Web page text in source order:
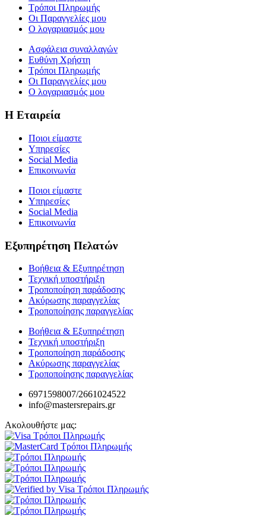
Τρόποι Πληρωμής
Οι Παραγγελίες μου
Ο λογαριασμός μου
Ασφάλεια συναλλαγών
Ευθύνη Χρήστη
Τρόποι Πληρωμής
Οι Παραγγελίες μου
Ο λογαριασμός μου
Η Εταιρεία
Ποιοι είμαστε
Υπηρεσίες
Social Media
Επικοινωνία
Ποιοι είμαστε
Υπηρεσίες
Social Media
Επικοινωνία
Εξυπηρέτηση Πελατών
Βοήθεια & Εξυπηρέτηση
Τεχνική υποστήριξη
Τροποποίηση παράδοσης
Ακύρωσης παραγγελίας
Τροποποίησης παραγγελίας
Βοήθεια & Εξυπηρέτηση
Τεχνική υποστήριξη
Τροποποίηση παράδοσης
Ακύρωσης παραγγελίας
Τροποποίησης παραγγελίας
6971598007/2661024522
info@mastersrepairs.gr
Ακολουθήστε μας: